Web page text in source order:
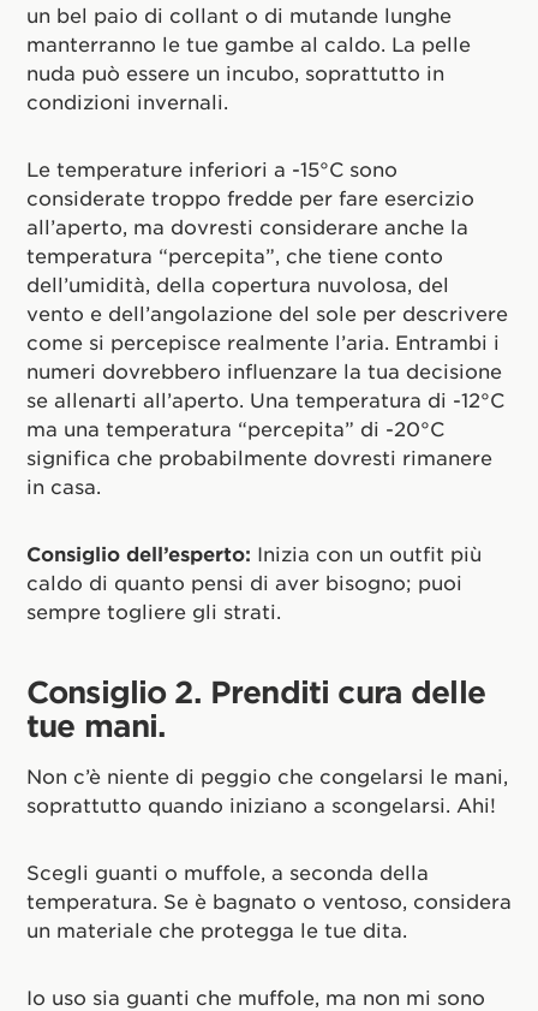
un bel paio di collant o di mutande lunghe
manterranno le tue gambe al caldo. La pelle
nuda può essere un incubo, soprattutto in
condizioni invernali.
Le temperature inferiori a -15°C sono
considerate troppo fredde per fare esercizio
all’aperto, ma dovresti considerare anche la
temperatura “percepita”, che tiene conto
dell’umidità, della copertura nuvolosa, del
vento e dell’angolazione del sole per descrivere
come si percepisce realmente l’aria. Entrambi i
numeri dovrebbero influenzare la tua decisione
se allenarti all’aperto. Una temperatura di -12°C
ma una temperatura “percepita” di -20°C
significa che probabilmente dovresti rimanere
in casa.
Consiglio dell’esperto: Inizia con un outfit più
caldo di quanto pensi di aver bisogno; puoi
sempre togliere gli strati.
Consiglio 2. Prenditi cura delle
tue mani.
Non c’è niente di peggio che congelarsi le mani,
soprattutto quando iniziano a scongelarsi. Ahi!
Scegli guanti o muffole, a seconda della
temperatura. Se è bagnato o ventoso, considera
un materiale che protegga le tue dita.
Io uso sia guanti che muffole, ma non mi sono